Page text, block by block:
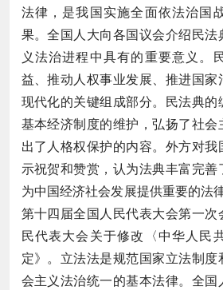
法律，是我国实施全面依法治国
果。全国人大向各国议会介绍民法
义法治进程中具有的重要意义。
益、推动人权事业发展、推进国家
现代化的关键组成部分。民法典的
基本经济制度的维护，弘扬了社会
出了人格权保护的内容。外方对我
示祝贺和赞赏，认为法典丰富完
为中国经济社会发展提供重要的法
第十四届全国人民代表大会第一次
民代表大会关于修改〈中华人民
定》。立法法是规范国家立法制度
会主义法治统一的基本法律。全国